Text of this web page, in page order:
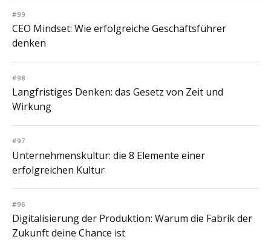
#99
CEO Mindset: Wie erfolgreiche Geschäftsführer
denken
#98
Langfristiges Denken: das Gesetz von Zeit und
Wirkung
#97
Unternehmenskultur: die 8 Elemente einer
erfolgreichen Kultur
#96
Digitalisierung der Produktion: Warum die Fabrik der
Zukunft deine Chance ist